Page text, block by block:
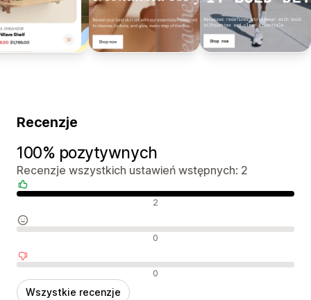
Recenzje
100% pozytywnych
Recenzje wszystkich ustawień wstępnych: 2
2
0
0
Wszystkie recenzje